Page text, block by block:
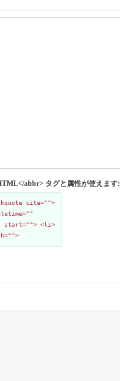
abbr> タグと属性が使えます:
cite="">
start=""> <li>